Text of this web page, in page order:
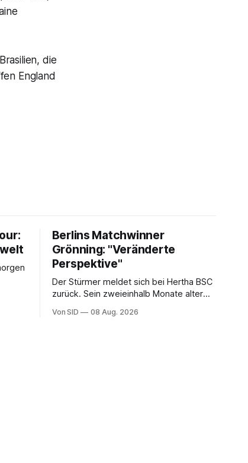
die
England
Berlins Matchwinner
Grönning: "Veränderte
Perspektive"
Der Stürmer meldet sich bei Hertha BSC
zurück. Sein zweieinhalb Monate alter
Von SID 08 Aug. 2026